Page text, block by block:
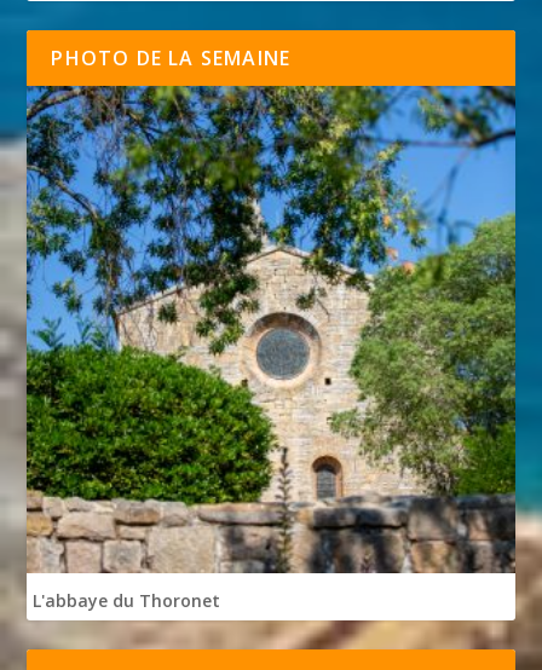
PHOTO DE LA SEMAINE
L'abbaye du Thoronet